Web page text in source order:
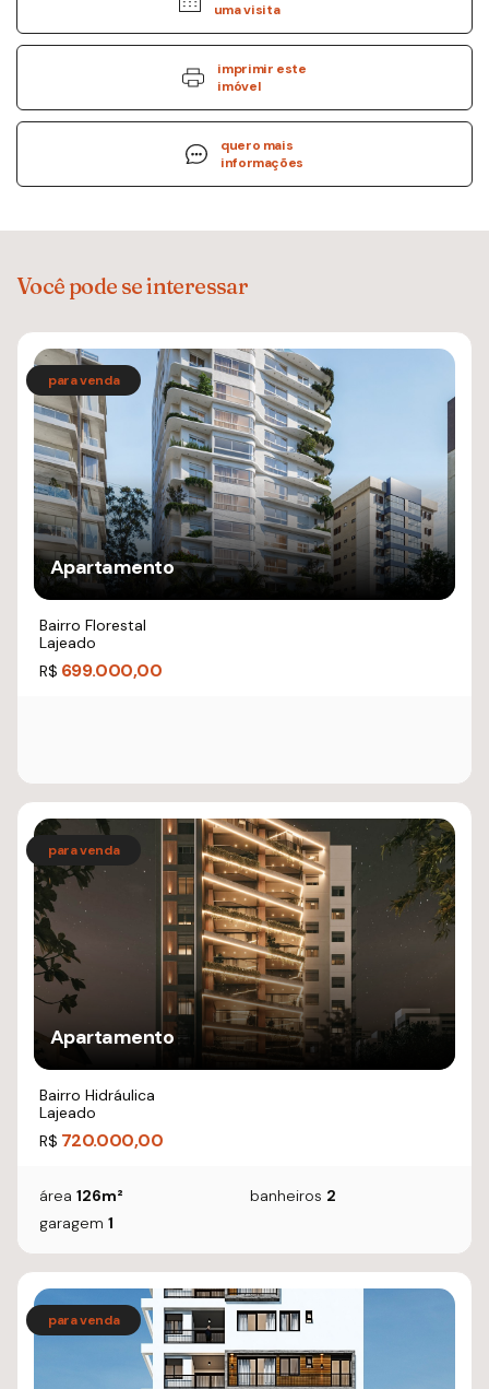
uma visita
imprimir este
imóvel
quero mais
informações
Você pode se interessar
Apartamento
Bairro Florestal
Lajeado
R$ 699.000,00
Apartamento
Bairro Hidráulica
Lajeado
R$ 720.000,00
área 126m² banheiros 2
garagem 1